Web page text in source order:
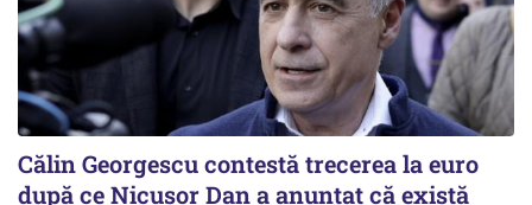
Călin Georgescu contestă trecerea la euro
după ce Nicușor Dan a anunțat că există